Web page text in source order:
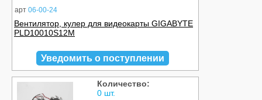
арт 06-00-24
Вентилятор, кулер для видеокарты GIGABYTE
PLD10010S12M
Уведомить о поступлении
Количество:
0 шт.